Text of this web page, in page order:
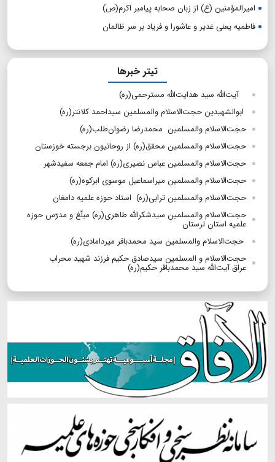
امیرالمؤمنین (ع) از زبان صحابه پیامبر اکرم(ص)
فاطمیه یعنی غدیر و عاشورا و فریاد بر سر ظالمان
تیتر خبرها
آیت‌الله سید هدایت‌الله مسترحمی(ره)
ابوالشهیدین حجت‌الاسلام ‌والمسلمین سیداحمد کلانتر(ره)
حجت‌الاسلام والمسلمین محمدرضا رضوان‌طلب(ره)
حجت‌الاسلام والمسلمین محقق(ره) از روحانیون برجسته خوزستان
حجت‌الاسلام والمسلمین عباس نصیری(ره) امام جمعه سفیدشهر
حجت‌الاسلام والمسلمین میراسماعیل موسوی ابرکوه(ره)
حجت‌الاسلام والمسلمین ترابی(ره) استاد حوزه علمیه دامغان
حجت‌الاسلام والمسلمین سیدشکرالله طاهری(ره) مبلّغ و مدرّس حوزه
علمیه استان لرستان
حجت‌الاسلام والمسلمین سید محمدباقر میردامادی(ره)
حجت‌الاسلام و المسلمین سیدصادق حکیم فرزند شهید محراب
عراق آیت‌الله سید محمدباقر حکیم(ره)